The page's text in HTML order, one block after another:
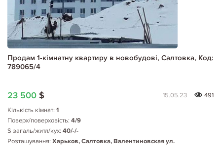
Продам 1-кімнатну квартиру в новобудові, Салтовка, Код:
789065/4
23 500 $ 15.05.23
491
Кількість кімнат: 1
Поверх/поверховість: 4/9
S загаль/житл/кух: 40/-/-
Розташування: Харьков, Салтовка, Валентиновская ул.